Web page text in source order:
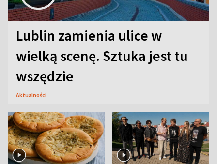
Lublin zamienia ulice w
wielką scenę. Sztuka jest tu
wszędzie
Aktualności